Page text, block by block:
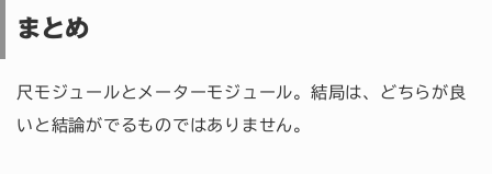
まとめ
尺モジュールとメーターモジュール。結局は、どちらが良
いと結論がでるものではありません。